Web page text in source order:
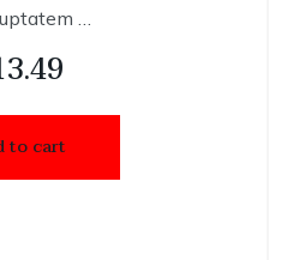
…
to cart